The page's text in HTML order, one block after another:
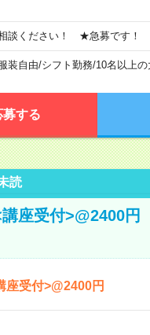
談ください！ ★急募です！
装自由/シフト勤務/10名以上の
募する
読
座受付>@2400円
座受付>@2400円